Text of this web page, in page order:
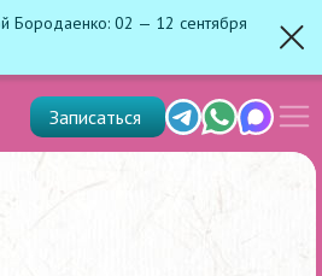
Бородаенко: 02 — 12 сентября
TelegramWhats'app
Max
Записаться
меню